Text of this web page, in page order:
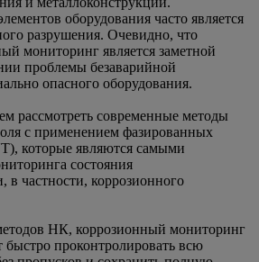
оборудования часто является
разрушения. Очевидно, что
мониторинг является заметной
проблемы безаварийной
опасного оборудования.
рассмотреть современные методы
с применением фазированных
которые являются самыми
состояния
в частности, коррозионного
НК, коррозионный мониторинг
проконтролировать всю